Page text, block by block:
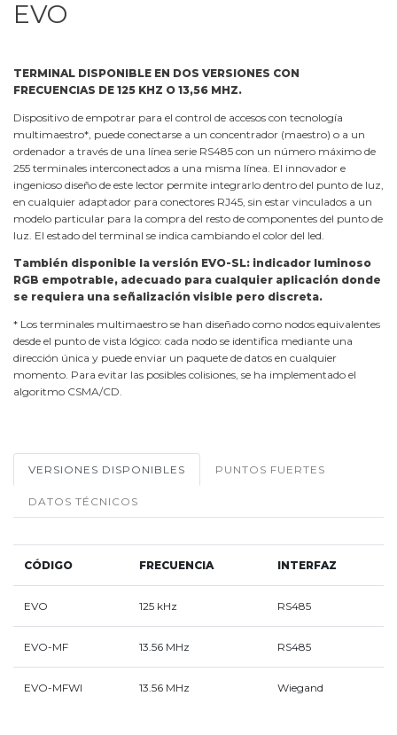
EVO
TERMINAL DISPONIBLE EN DOS VERSIONES CON
FRECUENCIAS DE 125 KHZ O 13,56 MHZ.
Dispositivo de empotrar para el control de accesos con tecnología
multimaestro*, puede conectarse a un concentrador (maestro) o a un
ordenador a través de una línea serie RS485 con un número máximo de
255 terminales interconectados a una misma línea. El innovador e
ingenioso diseño de este lector permite integrarlo dentro del punto de luz,
en cualquier adaptador para conectores RJ45, sin estar vinculados a un
modelo particular para la compra del resto de componentes del punto de
luz. El estado del terminal se indica cambiando el color del led.
También disponible la versión EVO-SL: indicador luminoso
RGB empotrable, adecuado para cualquier aplicación donde
se requiera una señalización visible pero discreta.
* Los terminales multimaestro se han diseñado como nodos equivalentes
desde el punto de vista lógico: cada nodo se identifica mediante una
dirección única y puede enviar un paquete de datos en cualquier
momento. Para evitar las posibles colisiones, se ha implementado el
algoritmo CSMA/CD.
VERSIONES DISPONIBLES PUNTOS FUERTES
DATOS TÉCNICOS
CÓDIGO FRECUENCIA INTERFAZ
EVO 125 kHz RS485
EVO-MF 13.56 MHz RS485
EVO-MFWI 13.56 MHz Wiegand